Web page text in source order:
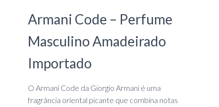
Armani Code – Perfume
Masculino Amadeirado
Importado
O Armani Code da Giorgio Armani é uma
fragrância oriental picante que combina notas